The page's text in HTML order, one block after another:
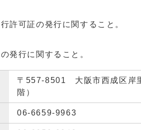
許可証の発行に関すること。
発行に関すること。
〒557-8501 大阪市西成区岸
階）
06-6659-9963